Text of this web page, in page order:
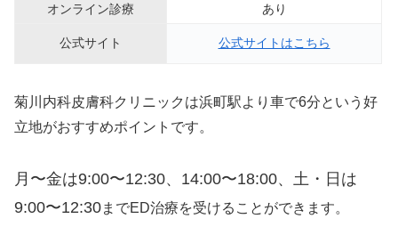
オンライン診療
あり
公式サイト 公式サイトはこちら
菊川内科皮膚科クリニックは浜町駅より車で6分という好
立地がおすすめポイントです。
月〜金は9:00〜12:30、14:00〜18:00、土・日は
9:00〜12:30までED治療を受けることができます。